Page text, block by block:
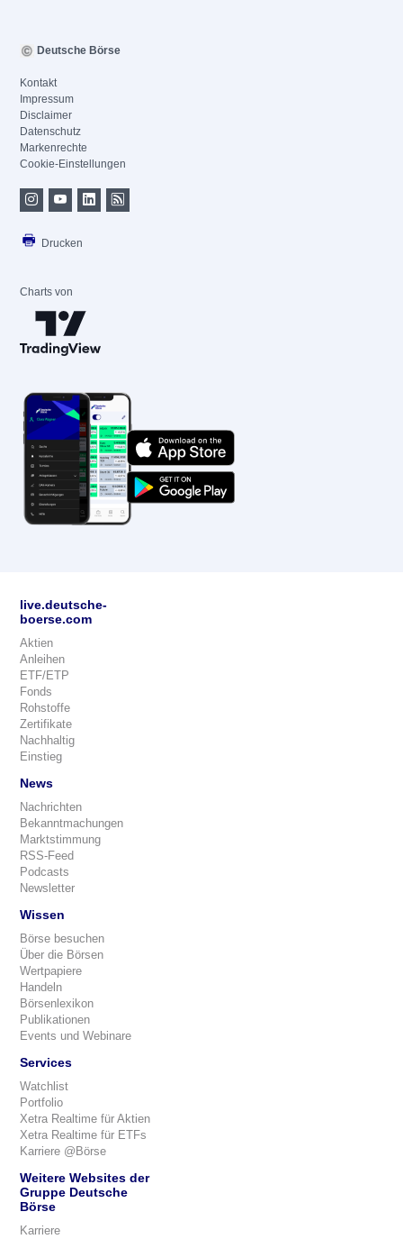
Deutsche Börse
Kontakt
Impressum
Disclaimer
Datenschutz
Markenrechte
Cookie-Einstellungen
Drucken
Charts von
live.deutsche-
boerse.com
Aktien
Anleihen
ETF/ETP
Fonds
Rohstoffe
Zertifikate
Nachhaltig
Einstieg
News
Nachrichten
Bekanntmachungen
Marktstimmung
RSS-Feed
Podcasts
Newsletter
Wissen
Börse besuchen
Über die Börsen
Wertpapiere
Handeln
Börsenlexikon
Publikationen
Events und Webinare
Services
Watchlist
Portfolio
Xetra Realtime für Aktien
Xetra Realtime für ETFs
Karriere @Börse
Weitere Websites der
Gruppe Deutsche
Börse
Karriere